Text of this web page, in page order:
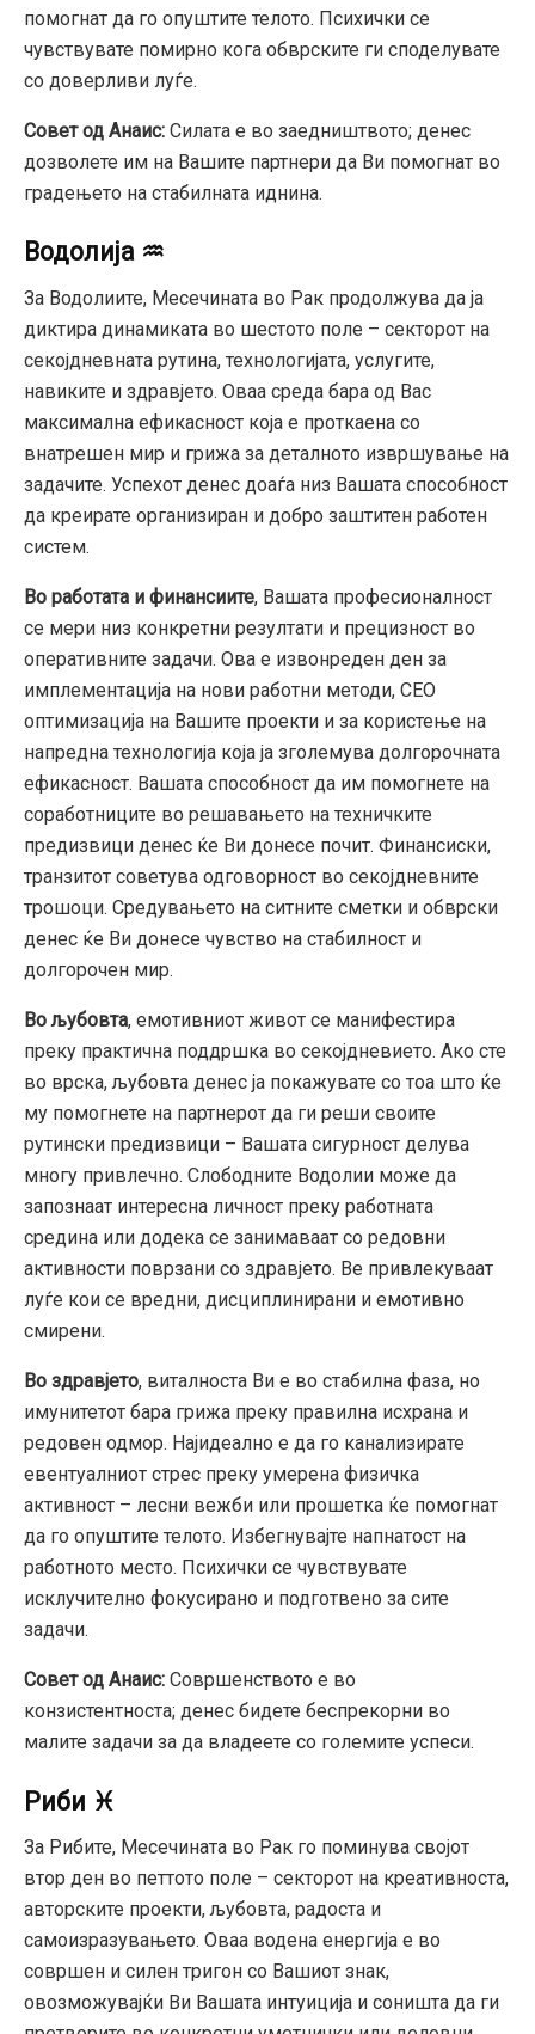
помогнат да го опуштите телото. Психички се
чувствувате помирно кога обврските ги споделувате
со доверливи луѓе.
Совет од Анаис: Силата е во заедништвото; денес
дозволете им на Вашите партнери да Ви помогнат во
градењето на стабилната иднина.
Водолија ♒
За Водолиите, Месечината во Рак продолжува да ја
диктира динамиката во шестото поле – секторот на
секојдневната рутина, технологијата, услугите,
навиките и здравјето. Оваа среда бара од Вас
максимална ефикасност која е проткаена со
внатрешен мир и грижа за деталното извршување на
задачите. Успехот денес доаѓа низ Вашата способност
да креирате организиран и добро заштитен работен
систем.
Во работата и финансиите, Вашата професионалност
се мери низ конкретни резултати и прецизност во
оперативните задачи. Ова е извонреден ден за
имплементација на нови работни методи, СЕО
оптимизација на Вашите проекти и за користење на
напредна технологија која ја зголемува долгорочната
ефикасност. Вашата способност да им помогнете на
соработниците во решавањето на техничките
предизвици денес ќе Ви донесе почит. Финансиски,
транзитот советува одговорност во секојдневните
трошоци. Средувањето на ситните сметки и обврски
денес ќе Ви донесе чувство на стабилност и
долгорочен мир.
Во љубовта, емотивниот живот се манифестира
преку практична поддршка во секојдневието. Ако сте
во врска, љубовта денес ја покажувате со тоа што ќе
му помогнете на партнерот да ги реши своите
рутински предизвици – Вашата сигурност делува
многу привлечно. Слободните Водолии може да
запознаат интересна личност преку работната
средина или додека се занимаваат со редовни
активности поврзани со здравјето. Ве привлекуваат
луѓе кои се вредни, дисциплинирани и емотивно
смирени.
Во здравјето, виталноста Ви е во стабилна фаза, но
имунитетот бара грижа преку правилна исхрана и
редовен одмор. Најидеално е да го канализирате
евентуалниот стрес преку умерена физичка
активност – лесни вежби или прошетка ќе помогнат
да го опуштите телото. Избегнувајте напнатост на
работното место. Психички се чувствувате
исклучително фокусирано и подготвено за сите
задачи.
Совет од Анаис: Совршенството е во
конзистентноста; денес бидете беспрекорни во
малите задачи за да владеете со големите успеси.
Риби ♓
За Рибите, Месечината во Рак го поминува својот
втор ден во петтото поле – секторот на креативноста,
авторските проекти, љубовта, радоста и
самоизразувањето. Оваа водена енергија е во
совршен и силен тригон со Вашиот знак,
овозможувајќи Ви Вашата интуиција и соништа да ги